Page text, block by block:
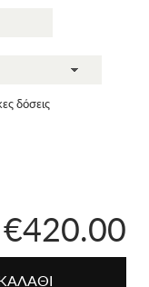
δόσεις
€420.00